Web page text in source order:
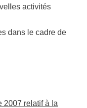
activités
dans le cadre de
2007 relatif à la